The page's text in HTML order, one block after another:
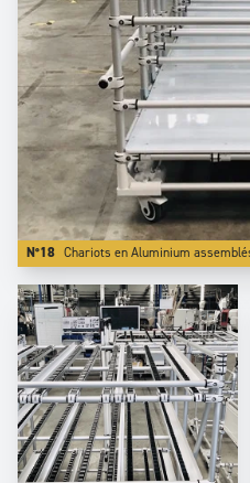
N°18 Chariots en Aluminium assemblés sur un